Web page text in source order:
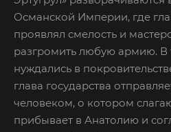
Османской Империи, где
проявлял смелость и
разгромить любую армию. В
нуждались в
глава государства
человеком, о котором
прибывает в Анатолию и